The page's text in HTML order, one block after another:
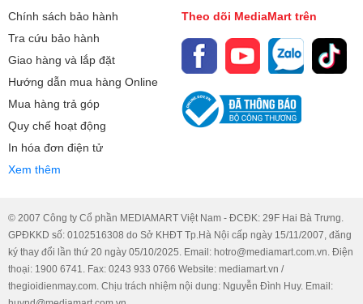
Chính sách bảo hành
Tra cứu bảo hành
Giao hàng và lắp đặt
Hướng dẫn mua hàng Online
Mua hàng trả góp
Quy chế hoạt động
In hóa đơn điện tử
Xem thêm
Theo dõi MediaMart trên
© 2007 Công ty Cổ phần MEDIAMART Việt Nam - ĐCĐK: 29F Hai Bà Trưng.
GPĐKKD số: 0102516308 do Sở KHĐT Tp.Hà Nội cấp ngày 15/11/2007, đăng
ký thay đổi lần thứ 20 ngày 05/10/2025. Email: hotro@mediamart.com.vn. Điện
thoại: 1900 6741. Fax: 0243 933 0766 Website: mediamart.vn /
thegioidienmay.com. Chịu trách nhiệm nội dung: Nguyễn Đình Huy. Email: